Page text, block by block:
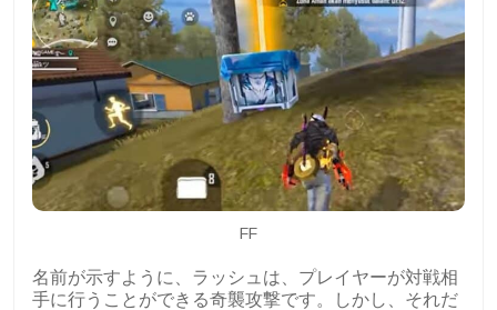
FF
名前が示すように、ラッシュは、プレイヤーが対戦相
手に行うことができる奇襲攻撃です。しかし、それだ